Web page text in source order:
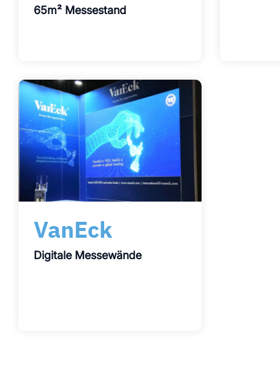
65m² Messestand
VanEck
Digitale Messewände